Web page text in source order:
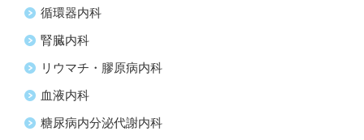
循環器内科
腎臓内科
リウマチ・膠原病内科
血液内科
糖尿病内分泌代謝内科